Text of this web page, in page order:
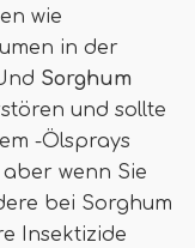
wie
in der
Sorghum
und sollte
-Ölsprays
wenn Sie
bei Sorghum
Insektizide